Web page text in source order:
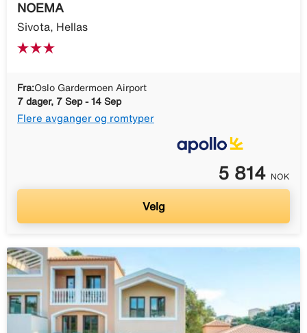
NOEMA
Sivota, Hellas
Fra:Oslo Gardermoen Airport
7 dager, 7 Sep - 14 Sep
Flere avganger og romtyper
5 814 NOK
Velg